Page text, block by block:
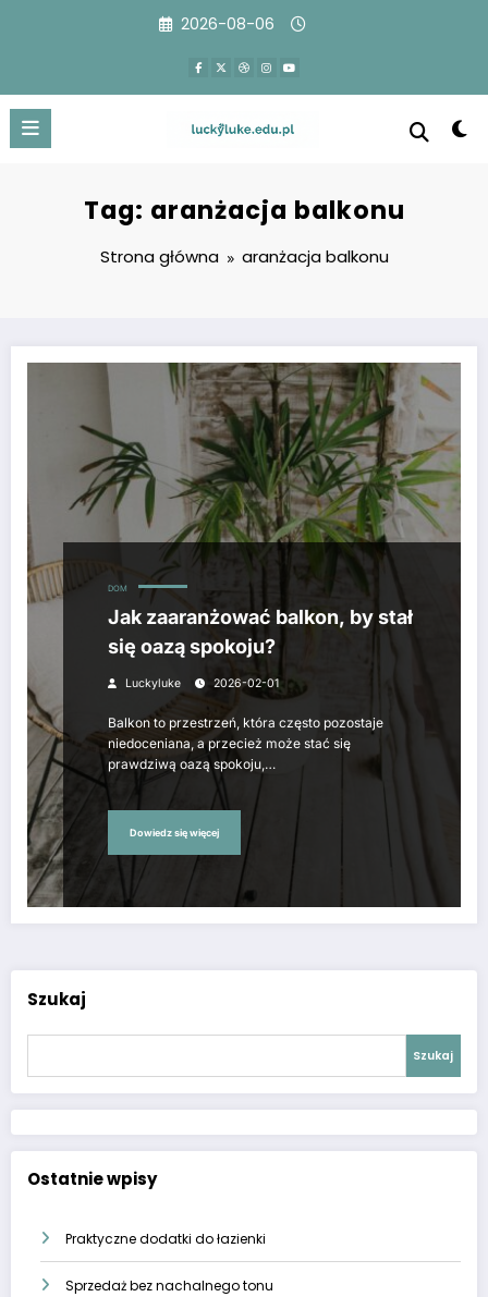
2026-08-06
Tag: aranżacja balkonu
Strona główna aranżacja balkonu
DOM
Jak zaaranżować balkon, by stał
się oazą spokoju?
Luckyluke 2026-02-01
Balkon to przestrzeń, która często pozostaje
niedoceniana, a przecież może stać się
prawdziwą oazą spokoju,…
Dowiedz się więcej
Szukaj
Szukaj
Ostatnie wpisy
Praktyczne dodatki do łazienki
Sprzedaż bez nachalnego tonu